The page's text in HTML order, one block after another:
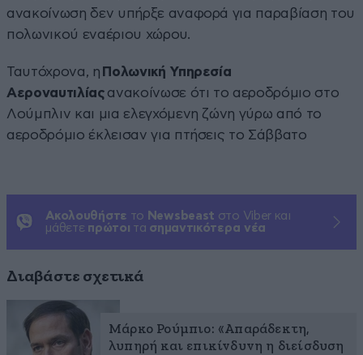
ανακοίνωση δεν υπήρξε αναφορά για παραβίαση του
πολωνικού εναέριου χώρου.
Ταυτόχρονα, η Πολωνική Υπηρεσία
Αεροναυτιλίας ανακοίνωσε ότι το αεροδρόμιο στο
Λούμπλιν και μια ελεγχόμενη ζώνη γύρω από το
αεροδρόμιο έκλεισαν για πτήσεις το Σάββατο
Ακολουθήστε το Newsbeast στο Viber και
μάθετε πρώτοι τα σημαντικότερα νέα
Διαβάστε σχετικά
Μάρκο Ρούμπιο: «Απαράδεκτη,
λυπηρή και επικίνδυνη η διείσδυση